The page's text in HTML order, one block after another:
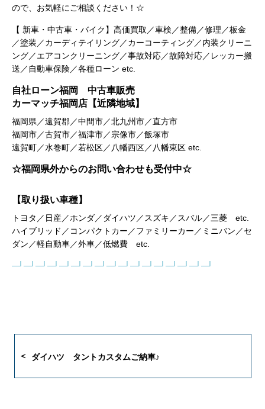
ので、お気軽にご相談ください！☆
【 新車・中古車・バイク】高価買取／車検／整備／修理／板金
／塗装／カーディテイリング／カーコーティング／内装クリーニ
ング／エアコンクリーニング／事故対応／故障対応／レッカー搬
送／自動車保険／各種ローン etc.
自社ローン福岡 中古車販売
カーマッチ福岡店【近隣地域】
福岡県／遠賀郡／中間市／北九州市／直方市
福岡市／古賀市／福津市／宗像市／飯塚市
遠賀町／水巻町／若松区／八幡西区／八幡東区 etc.
☆福岡県外からのお問い合わせも受付中☆
【取り扱い車種】
トヨタ／日産／ホンダ／ダイハツ／スズキ／スバル／三菱 etc.
ハイブリッド／コンパクトカー／ファミリーカー／ミニバン／セ
ダン／軽自動車／外車／低燃費 etc.
─┘─┘─┘─┘─┘─┘─┘─┘─┘─┘─┘─┘─┘─┘─┘─┘─┘
ダイハツ タントカスタムご納車♪